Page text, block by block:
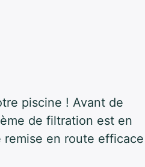
piscine ! Avant de
de filtration est en
remise en route efficace